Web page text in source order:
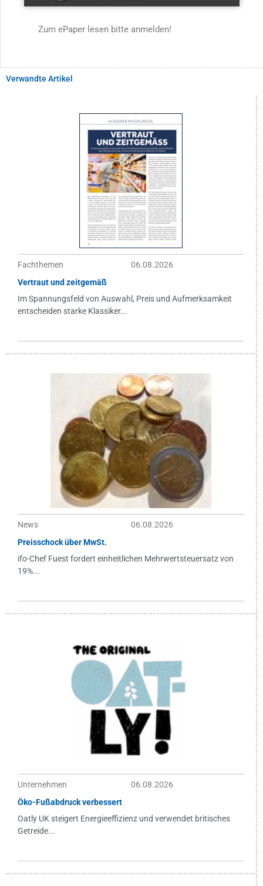
Zum ePaper lesen bitte anmelden!
Verwandte Artikel
Fachthemen
06.08.2026
Vertraut und zeitgemäß
Im Spannungsfeld von Auswahl, Preis und Aufmerksamkeit
entscheiden starke Klassiker...
News
06.08.2026
Preisschock über MwSt.
ifo-Chef Fuest fordert einheitlichen Mehrwertsteuersatz von
19%...
Unternehmen
06.08.2026
Öko-Fußabdruck verbessert
Oatly UK steigert Energieeffizienz und verwendet britisches
Getreide...